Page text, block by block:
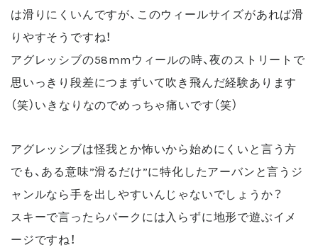
は滑りにくいんですが、このウィールサイズがあれば滑
りやすそうですね！
アグレッシブの58mmウィールの時、夜のストリートで
思いっきり段差につまずいて吹き飛んだ経験あります
（笑）いきなりなのでめっちゃ痛いです（笑）
アグレッシブは怪我とか怖いから始めにくいと言う方
でも、ある意味”滑るだけ”に特化したアーバンと言うジ
ャンルなら手を出しやすいんじゃないでしょうか？
スキーで言ったらパークには入らずに地形で遊ぶイメ
ージですね！